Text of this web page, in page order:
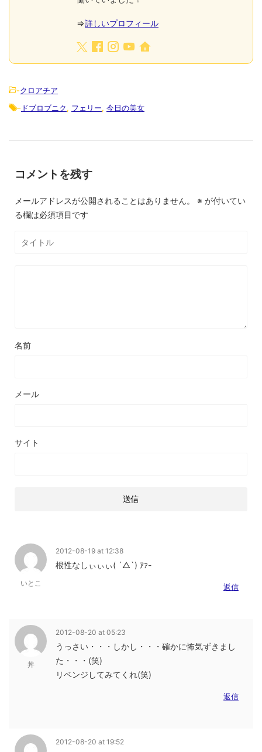
⇒詳しいプロフィール
-クロアチア
- ドブロブニク, フェリー, 今日の美女
コメントを残す
メールアドレスが公開されることはありません。 ※ が付いてい
る欄は必須項目です
名前
メール
サイト
いとこ
2012-08-19 at 12:38
根性なしぃぃぃ( ´△`) ｱｧ-
返信
丼
2012-08-20 at 05:23
うっさい・・・しかし・・・確かに怖気ずきまし
た・・・(笑)
リベンジしてみてくれ(笑)
返信
2012-08-20 at 19:52